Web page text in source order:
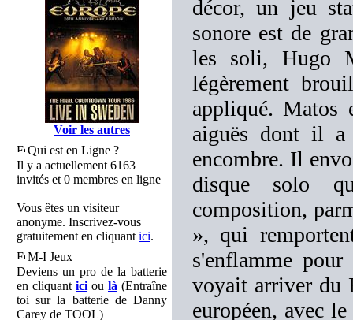
Voir les autres
Qui est en Ligne ?
Il y a actuellement 6163
invités et 0 membres en ligne
Vous êtes un visiteur
anonyme. Inscrivez-vous
gratuitement en cliquant ici.
M-I Jeux
Deviens un pro de la batterie
en cliquant ici ou là (Entraîne
toi sur la batterie de Danny
Carey de TOOL)
décor, un jeu
sonore est de
les soli, Hugo
légèrement
appliqué. Matos
aiguës dont il a
encombre. Il
disque solo
composition,
», qui
s'enflamme
voyait arriver du
européen, avec